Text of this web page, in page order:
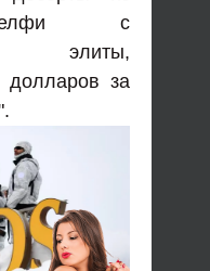
с
элиты,
долларов за